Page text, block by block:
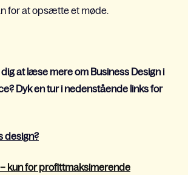
for at opsætte et møde.
at læse mere om Business Design i
Dyk en tur i nedenstående links for
design?
kun for profittmaksimerende